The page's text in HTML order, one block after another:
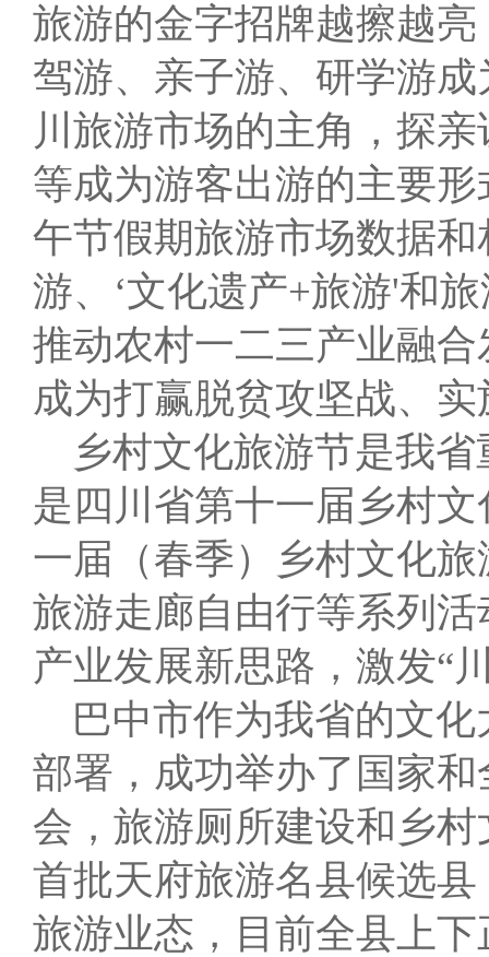
旅游的金字招牌越擦越
驾游、亲子游、研学游
川旅游市场的主角，探
等成为游客出游的主要
午节假期旅游市场数据
游、‘文化遗产+旅游'和
推动农村一二三产业融
成为打赢脱贫攻坚战、
乡村文化旅游节是我省
是四川省第十一届乡村
一届（春季）乡村文化
旅游走廊自由行等系列
产业发展新思路，激发“
巴中市作为我省的文化
部署，成功举办了国家
会，旅游厕所建设和乡
首批天府旅游名县候选
旅游业态，目前全县上